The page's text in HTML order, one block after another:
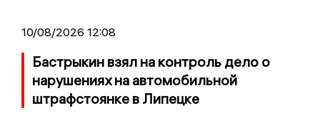
10/08/2026 12:08
Бастрыкин взял на контроль дело о
нарушениях на автомобильной
штрафстоянке в Липецке